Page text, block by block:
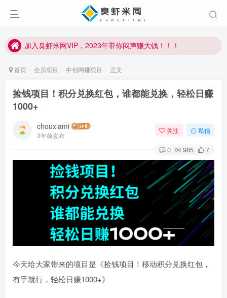
加入臭虾米网VIP，2023年带你闷声赚大钱！！！
加入臭虾米网VIP，2023年带你闷声赚大钱！！！
首页 会员项目 中创网赚项目 正文
捡钱项目！积分兑换红包，谁都能兑换，轻松日赚
1000+
chouxiami
3年前发布
关注 私信
0 985 7
今天给大家带来的项目是《捡钱项目！移动积分兑换红包，
有手就行，轻松日赚1000+》